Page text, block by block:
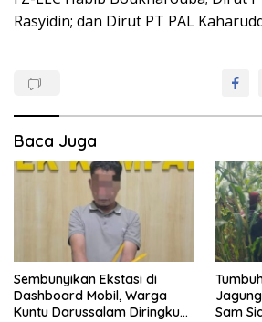
Rasyidin; dan Dirut PT PAL
Baca Juga
Sembunyikan Ekstasi di
Dashboard Mobil, Warga
Kuntu Darussalam Diringkus
Sam